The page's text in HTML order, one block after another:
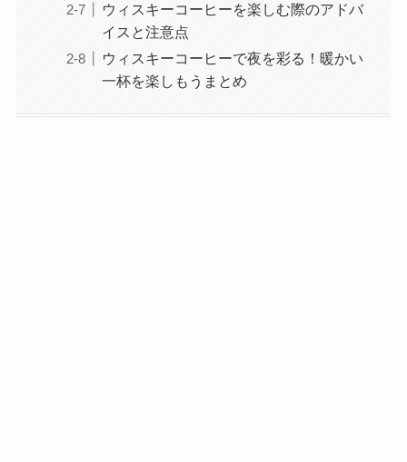
ウィスキーコーヒーを楽しむ際のアドバ
イスと注意点
ウィスキーコーヒーで夜を彩る！暖かい
一杯を楽しもうまとめ